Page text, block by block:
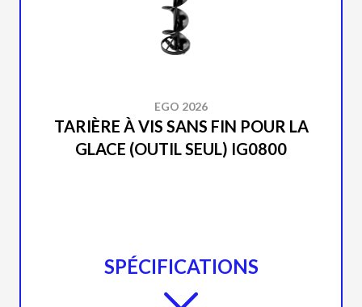
EGO 2026
TARIÈRE À VIS SANS FIN POUR LA
GLACE (OUTIL SEUL) IG0800
SPÉCIFICATIONS